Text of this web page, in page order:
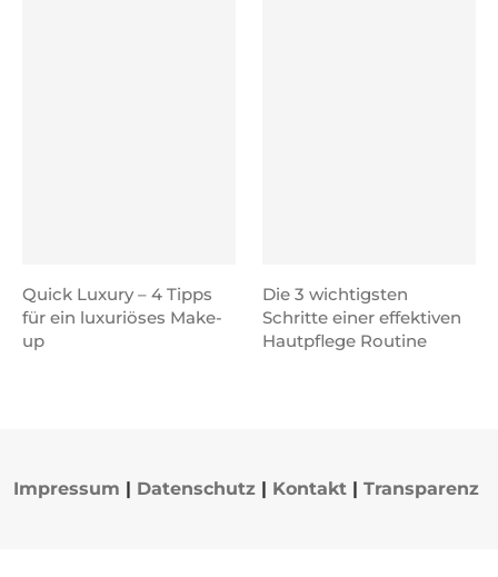
Quick Luxury – 4 Tipps
für ein luxuriöses Make-
up
Die 3 wichtigsten
Schritte einer effektiven
Hautpflege Routine
Impressum | Datenschutz | Kontakt | Transparenz